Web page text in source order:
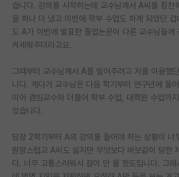
특수/전문대학원 게시판
반도체/AI 게시판
장학금/장학생 게시판
학술 정보 게시판
홍보 게시판
커리어
유학교육
습니다. 강의를 시작하는데 교수님께서 A씨를 칭찬
을 하나 더 냈고 이번에 학부 수업도 하게 되었단 겁
도 A가 이번에 발표한 졸업논문이 다른 교수님들께
켜세워주더라고요.
그때부터 교수님께서 A를 밀어주려고 저를 이용했
니다. 게다가 교수님은 다음 학기부터 연구년에 들
이어 겸임교수와 더불어 학부 수업, 대학원 수업까
었습니다.
당장 2학기부터 A의 강의를 들어야 하는 상황이 너
원망스럽고 A씨도 싫지만 무엇보다 바보같이 당한
다. 너무 고통스러워서 잠이 안 올 정도입니다. 그